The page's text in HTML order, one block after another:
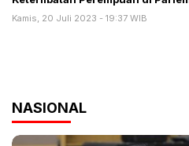
Kamis, 20 Juli 2023 - 19:37 WIB
NASIONAL